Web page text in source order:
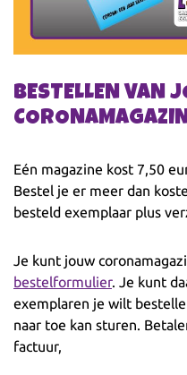
BESTELLEN VAN
Eén magazine kost 7,50
Bestel je er meer dan
besteld exemplaar plus
Je kunt jouw
bestelformulier. Je kunt
exemplaren je wilt
naar toe kan sturen.
factuur,